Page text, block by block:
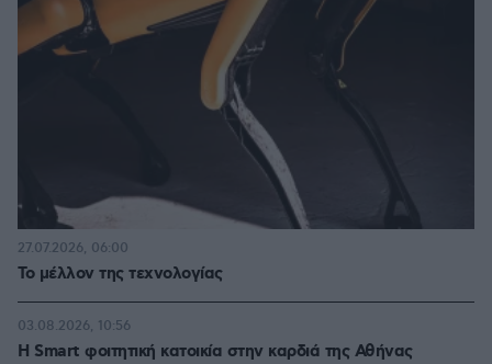
Το μέλλον της τεχνολογίας
27.07.2026, 06:00
Η Smart φοιτητική κατοικία στην καρδιά της Αθήνας
03.08.2026, 10:56